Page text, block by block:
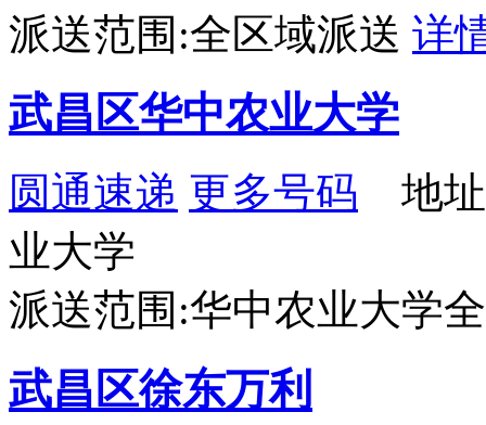
派送范围:全区域派送 详
武昌区华中农业大学
圆通速递 更多号码 地址
业大学
派送范围:华中农业大学
武昌区徐东万利